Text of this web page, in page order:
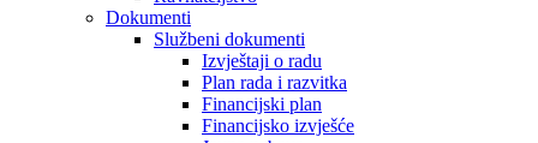
Dokumenti
Službeni dokumenti
Izvještaji o radu
Plan rada i razvitka
Financijski plan
Financijsko izvješće